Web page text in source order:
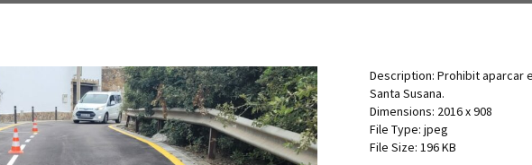
Description: Prohibit aparcar
Santa Susana.
Dimensions: 2016 x 908
File Type: jpeg
File Size: 196 KB